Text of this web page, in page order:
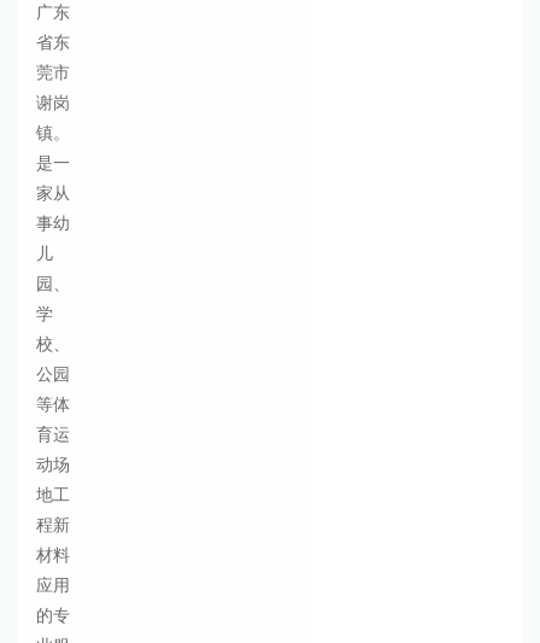
广东
省东
莞市
谢岗
镇。
是一
家从
事幼
儿
园、
学
校、
公园
等体
育运
动场
地工
程新
材料
应用
的专